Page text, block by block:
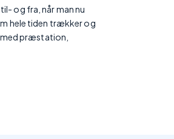
og fra, når man nu
hele tiden trækker og
præstation,